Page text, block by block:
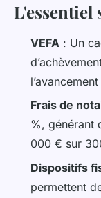
Achat
Gordon•05/06/
L'essentiel
VEFA : Un
Frais de
%, générant
000 € sur
Dispositifs
permettent